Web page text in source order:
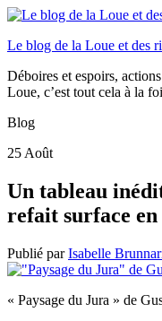
Le blog de la Loue et des
Déboires et espoirs,
Loue, c’est tout cela à la
Blog
25 Août
Un tableau
refait surface en
Publié parIsabelle
« Paysage du Jura » de